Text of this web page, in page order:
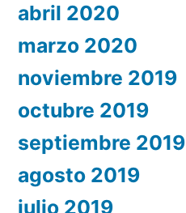
abril 2020
marzo 2020
noviembre 2019
octubre 2019
septiembre 2019
agosto 2019
julio 2019